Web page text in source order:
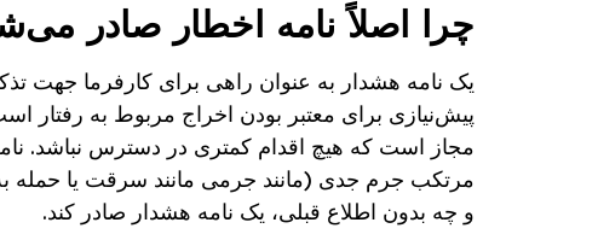
چرا اصلاً نامه اخطار صادر
یک نامه هشدار به عنوان راهی برای کارفرما جهت
مجاز است که هیچ اقدام کمتری در دسترس نباشد.
مرتکب جرم جدی (مانند جرمی مانند سرقت یا حمله به
و چه بدون اطلاع قبلی، یک نامه هشدار صادر کند.